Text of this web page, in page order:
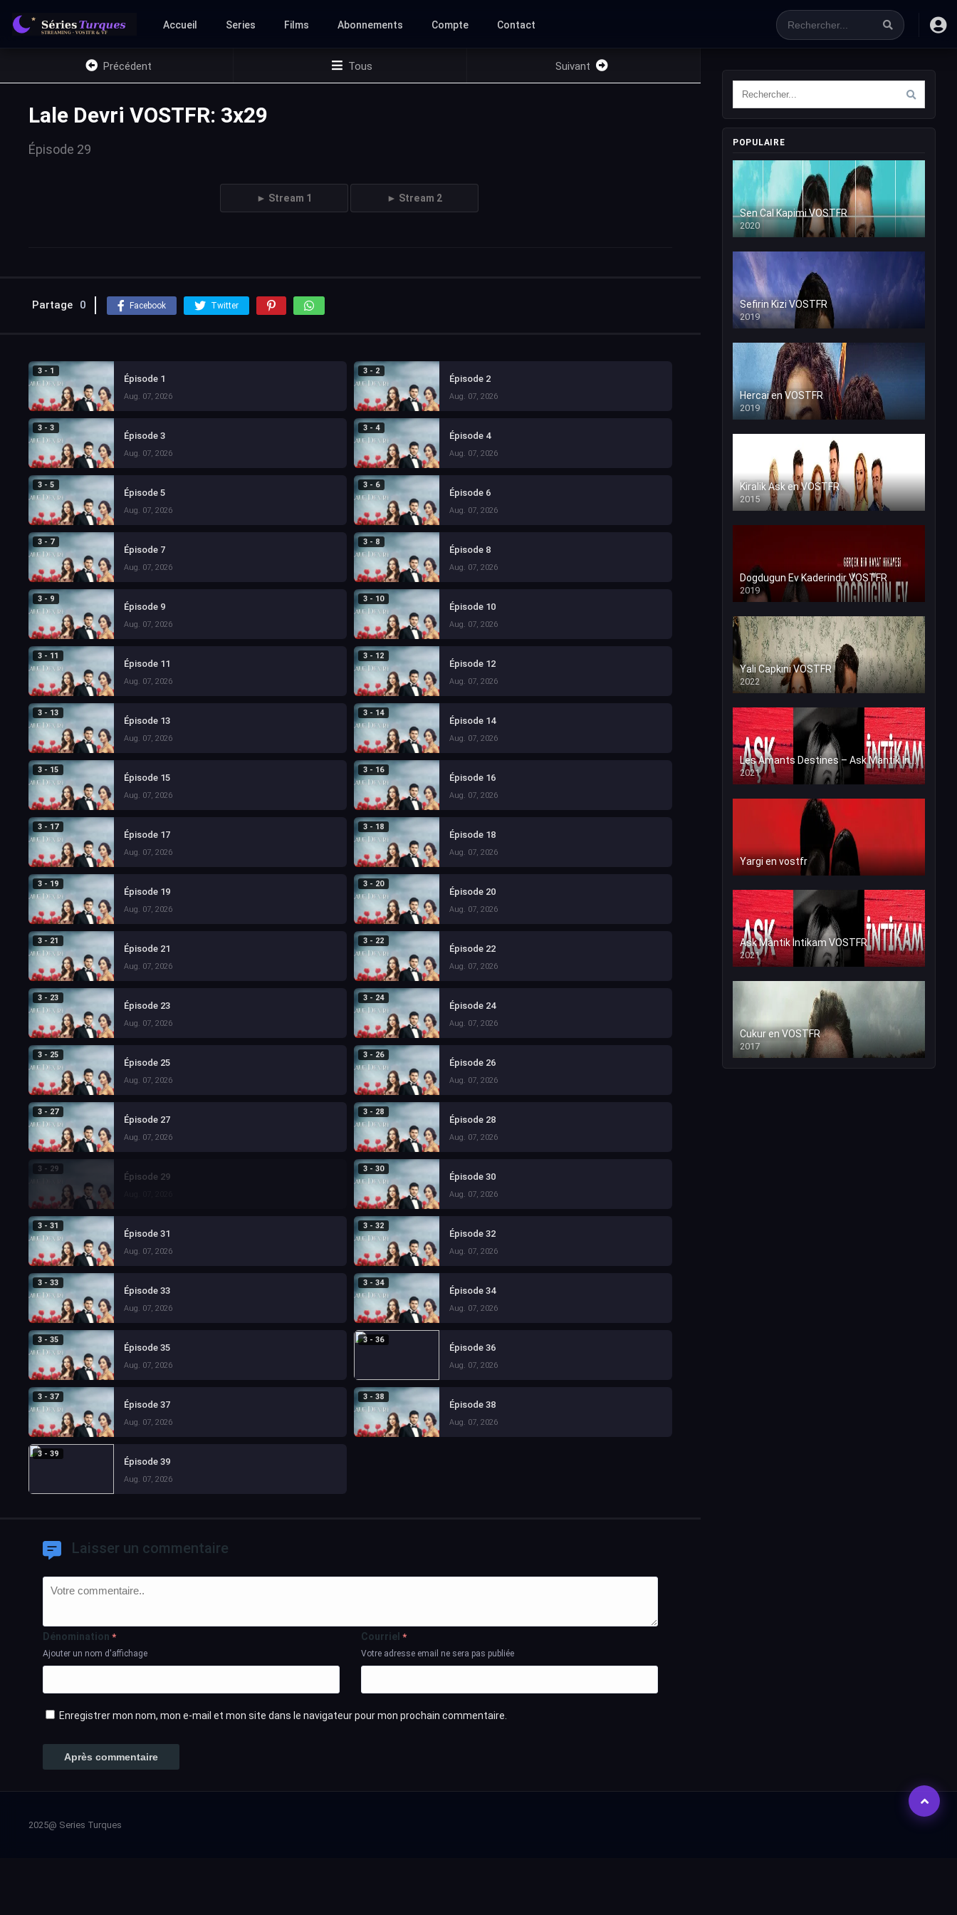
Accueil Series Films Abonnements Compte Contact
Précédent Tous Suivant
Lale Devri VOSTFR: 3x29
Épisode 29
► Stream 1 ► Stream 2
Partage 0 Facebook Twitter
3 - 1
Épisode 1
Aug. 07, 2026
3 - 2
Épisode 2
Aug. 07, 2026
3 - 3
Épisode 3
Aug. 07, 2026
3 - 4
Épisode 4
Aug. 07, 2026
3 - 5
Épisode 5
Aug. 07, 2026
3 - 6
Épisode 6
Aug. 07, 2026
3 - 7
Épisode 7
Aug. 07, 2026
3 - 8
Épisode 8
Aug. 07, 2026
3 - 9
Épisode 9
Aug. 07, 2026
3 - 10
Épisode 10
Aug. 07, 2026
3 - 11
Épisode 11
Aug. 07, 2026
3 - 12
Épisode 12
Aug. 07, 2026
3 - 13
Épisode 13
Aug. 07, 2026
3 - 14
Épisode 14
Aug. 07, 2026
3 - 15
Épisode 15
Aug. 07, 2026
3 - 16
Épisode 16
Aug. 07, 2026
3 - 17
Épisode 17
Aug. 07, 2026
3 - 18
Épisode 18
Aug. 07, 2026
3 - 19
Épisode 19
Aug. 07, 2026
3 - 20
Épisode 20
Aug. 07, 2026
3 - 21
Épisode 21
Aug. 07, 2026
3 - 22
Épisode 22
Aug. 07, 2026
3 - 23
Épisode 23
Aug. 07, 2026
3 - 24
Épisode 24
Aug. 07, 2026
3 - 25
Épisode 25
Aug. 07, 2026
3 - 26
Épisode 26
Aug. 07, 2026
3 - 27
Épisode 27
Aug. 07, 2026
3 - 28
Épisode 28
Aug. 07, 2026
3 - 29
Épisode 29
3 - 30
Épisode 30
Aug. 07, 2026
3 - 31
Épisode 31
Aug. 07, 2026
3 - 32
Épisode 32
Aug. 07, 2026
3 - 33
Épisode 33
Aug. 07, 2026
3 - 34
Épisode 34
Aug. 07, 2026
3 - 35
Épisode 35
Aug. 07, 2026
3 - 36
Épisode 36
Aug. 07, 2026
3 - 37
Épisode 37
Aug. 07, 2026
3 - 38
Épisode 38
Aug. 07, 2026
3 - 39
Épisode 39
Aug. 07, 2026
Laisser un commentaire
Dénomination *
Ajouter un nom d'affichage
Courriel *
Votre adresse email ne sera pas publiée
Enregistrer mon nom, mon e-mail et mon site dans le navigateur pour mon prochain commentaire.
POPULAIRE
Sen Cal Kapimi VOSTFR
2020
Sefirin Kizi VOSTFR
2019
Hercai en VOSTFR
2019
Kiralik Ask en VOSTFR
2015
Dogdugun Ev Kaderindir VOSTFR
2019
Yali Capkini VOSTFR
2022
Les Amants Destines – Ask Mantik İntikam en VF (Voix Francaise)
2021
Yargi en vostfr
Ask Mantik İntikam VOSTFR
2021
Cukur en VOSTFR
2017
2025@ Series Turques